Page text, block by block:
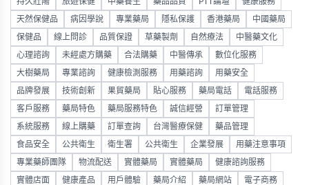
天然保健品 病因學說 專業藥局 隱私保護 香港藥局 中國藥局
保健品 線上問診 品質保證 草藥製劑 自然療法 中醫藥文化
心理諮詢 未經處方購藥 合法購藥 中醫傳承 數位化服務
大樹藥局 專業諮詢 健康檢測服務 用藥諮詢 用藥安全
品牌發展 技術創新 果貿藥局 貼心服務 藥局電話 電話服務
客戶服務 藥局特色 藥局服務特色 誠信經營 訂單管理
系統服務 線上購藥 訂單查詢 台灣醫療保健 藥品管理
食品安全 公共衛生 衛生署 公共衛生 企業發展 用藥注意事項
專業藥師團隊 物流配送 實體藥局 實體藥局 健康諮詢服務
實體店面 健康產品 用戶體驗 藥局介紹 藥局網站 電子商務